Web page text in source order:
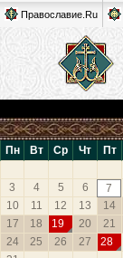
Православие.Ru
Пн Вт Ср Чт Пт
3
4 5 6 7
10
11 12 13 14
17
18 19 20 21
24
25 26 27 28